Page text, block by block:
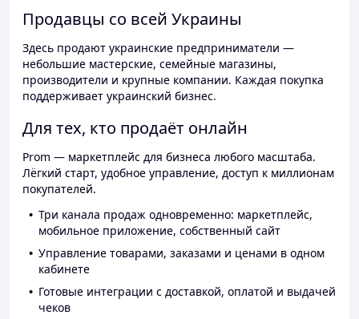
Продавцы со всей Украины
Здесь продают украинские предприниматели —
небольшие мастерские, семейные магазины,
производители и крупные компании. Каждая покупка
поддерживает украинский бизнес.
Для тех, кто продаёт онлайн
Prom — маркетплейс для бизнеса любого масштаба.
Лёгкий старт, удобное управление, доступ к миллионам
покупателей.
Три канала продаж одновременно: маркетплейс,
мобильное приложение, собственный сайт
Управление товарами, заказами и ценами в одном
кабинете
Готовые интеграции с доставкой, оплатой и выдачей
чеков